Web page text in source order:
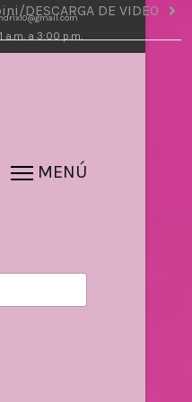
a.m. a 3:00 p.m.
DESCARGA DE VIDEO